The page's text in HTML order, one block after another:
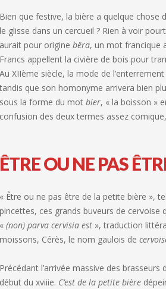
Bien que festive, la bière a quelque chose
le glisse dans un cercueil ? Rien à voir
aurait pour origine bëra, un mot francique
Francs appellent la civière de bois pour
Au XIIème siècle, la mode de
tandis que son homonyme arrivera bien
sous la forme du mot bier, « la boisson »
confusion des deux termes assez
ÊTRE OU NE PAS
« Être ou ne pas être de la petite bière »,
pincettes, ces grands buveurs de cervoise
« (non) parva cervisia est », traduction
moissons, Cérès, le nom gaulois de
Précédant l’arrivée massive des
début du xviiie. C’est de la petite bière